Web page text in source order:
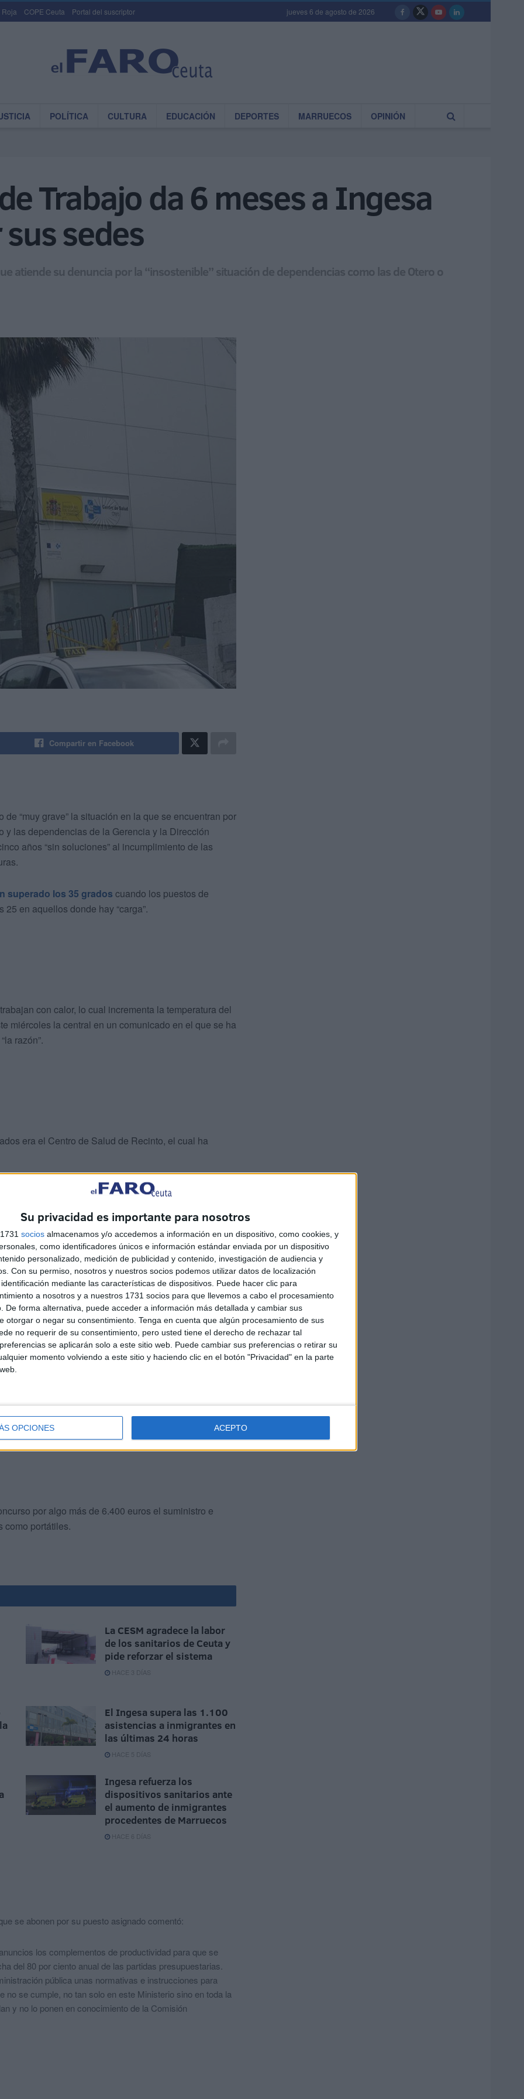
Su privacidad es importante para nosotros
socios almacenamos y/o accedemos a información en un dispositivo, como cookies, y
como identificadores únicos e información estándar enviada por un dispositivo
personalizado, medición de publicidad y contenido, investigación de audiencia y
Con su permiso, nosotros y nuestros socios podemos utilizar datos de localización
mediante las características de dispositivos. Puede hacer clic para
a nosotros y a nuestros 1731 socios para que llevemos a cabo el procesamiento
De forma alternativa, puede acceder a información más detallada y cambiar sus
otorgar o negar su consentimiento. Tenga en cuenta que algún procesamiento de sus
no requerir de su consentimiento, pero usted tiene el derecho de rechazar tal
se aplicarán solo a este sitio web. Puede cambiar sus preferencias o retirar su
momento volviendo a este sitio y haciendo clic en el botón "Privacidad" en la parte
OPCIONES ACEPTO
Roja COPE Ceuta Portal del suscriptor jueves 6 de agosto de 2026
POLÍTICA CULTURA EDUCACIÓN DEPORTES MARRUECOS OPINIÓN
Trabajo da 6 meses a Ingesa
sedes
atiende su denuncia por la “insostenible” situación de dependencias como las de Otero o
Compartir en Facebook
“muy grave” la situación en la que se encuentran por
y las dependencias de la Gerencia y la Dirección
años “sin soluciones” al incumplimiento de las
superado los 35 grados cuando los puestos de
en aquellos donde hay “carga”.
con calor, lo cual incrementa la temperatura del
miércoles la central en un comunicado en el que se ha
razón”.
era el Centro de Salud de Recinto, el cual ha
impuesto un plazo máximo de 6 meses para
el Ingesa se limitan a comentar que la pieza que
provisionales con climatizadores portátiles y
solo mueven el aire caliente de las zonas”, ha
a llegar que interponer una denuncia ante la
que a través del diálogo se podrían haber
que el Ingesa haga caso omiso a nuestras
demuestran día tras día unos altos niveles de
la central.
por algo más de 6.400 euros el suministro e
como portátiles.
La CESM agradece la labor
de los sanitarios de Ceuta y
pide reforzar el sistema
HACE 3 DÍAS
El Ingesa supera las 1.100
asistencias a inmigrantes en
las últimas 24 horas
HACE 5 DÍAS
Ingesa refuerza los
dispositivos sanitarios ante
el aumento de inmigrantes
procedentes de Marruecos
HACE 6 DÍAS
se abonen por su puesto asignado comentó:
los complementos de productividad para que se
del 80 por ciento anual de las partidas presupuestarias.
pública unas normativas e instrucciones para
no se cumple, no tan solo en este Ministerio sino en toda la
y no lo ponen en conocimiento de la Comisión